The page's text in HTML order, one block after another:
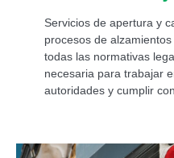
Servicios de apertura y
procesos de
todas las normativas
necesaria para trabajar
autoridades y cumplir